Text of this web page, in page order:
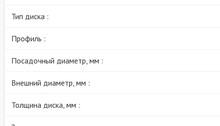
Тип диска :
Профиль :
Посадочный диаметр, мм :
Внешний диаметр, мм :
Толщина диска, мм :